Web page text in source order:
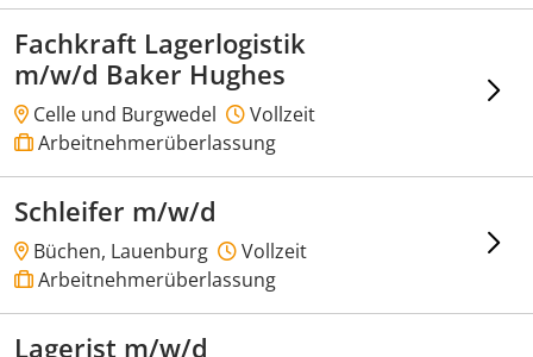
Fachkraft Lagerlogistik
m/w/d Baker Hughes
Celle und Burgwedel
Vollzeit
Arbeitnehmerüberlassung
Schleifer m/w/d
Büchen, Lauenburg
Vollzeit
Arbeitnehmerüberlassung
Lagerist m/w/d